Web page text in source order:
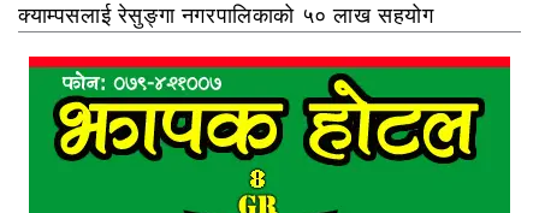
क्याम्पसलाई रेसुङ्गा नगरपालिकाको ५० लाख सहयोग